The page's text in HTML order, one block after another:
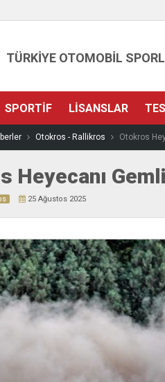
TÜRKİYE OTOMOBİL
SPORTIF LISANSLAR
Otokros - Rallikros Otokros
Heyecanı
25 Ağustos 2025